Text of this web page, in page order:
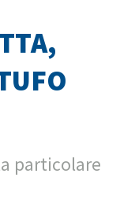
particolare